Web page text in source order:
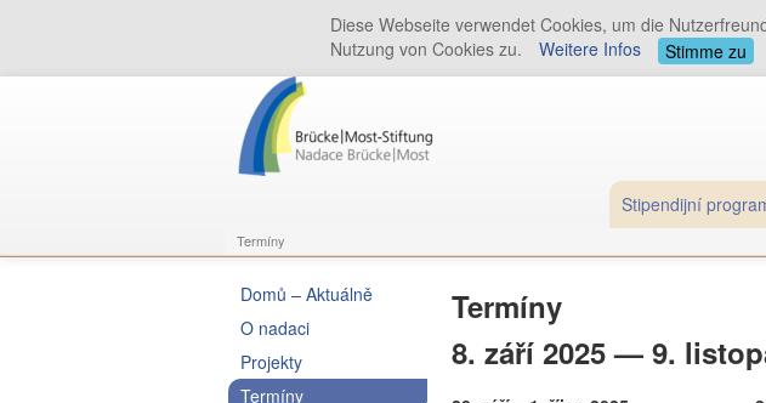
Stipendijní
Termíny
Domů – Aktuálně
O nadaci
Projekty
Termíny
Termíny
8. září 2025 — 9.
Diese Webseite verwendet Cookies, um die
Nutzung von Cookies zu.
Weitere Infos Stimme zu